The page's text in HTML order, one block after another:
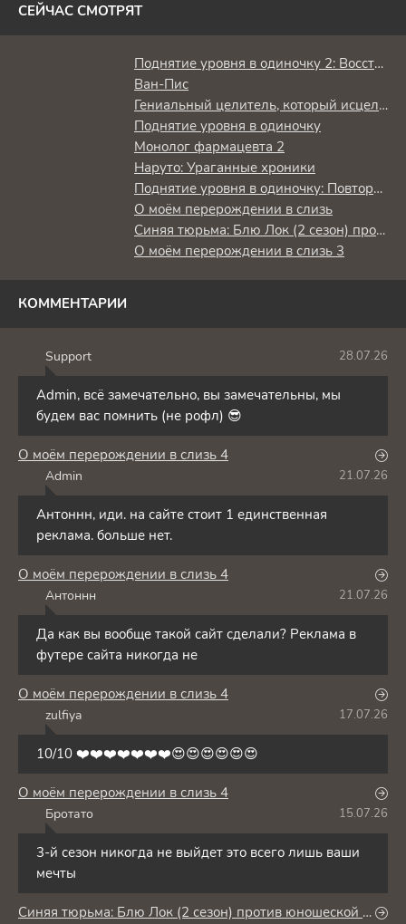
СЕЙЧАС СМОТРЯТ
Поднятие уровня в одиночку 2: Восстаньте из тени
Ван-Пис
Гениальный целитель, который исцелял в одно мгновение, но был изгнан как бесполезный, теперь наслаждается жизнью в качестве тёмного целителя
Поднятие уровня в одиночку
Монолог фармацевта 2
Наруто: Ураганные хроники
Поднятие уровня в одиночку: Повторное пробуждение
О моём перерождении в слизь
Синяя тюрьма: Блю Лок (2 сезон) против юношеской сборной Японии
О моём перерождении в слизь 3
КОММЕНТАРИИ
Support 28.07.26
Admin, всё замечательно, вы замечательны, мы
будем вас помнить (не рофл) 😎
О моём перерождении в слизь 4
Admin 21.07.26
Антоннн, иди. на сайте стоит 1 единственная
реклама. больше нет.
О моём перерождении в слизь 4
Антоннн 21.07.26
Да как вы вообще такой сайт сделали? Реклама в
футере сайта никогда не
О моём перерождении в слизь 4
zulfiya 17.07.26
10/10 ❤️❤️❤️❤️❤️❤️❤️😍😍😍😍😍😍
О моём перерождении в слизь 4
Бротато 15.07.26
3-й сезон никогда не выйдет это всего лишь ваши
мечты
Синяя тюрьма: Блю Лок (2 сезон) против юношеской сборной Японии